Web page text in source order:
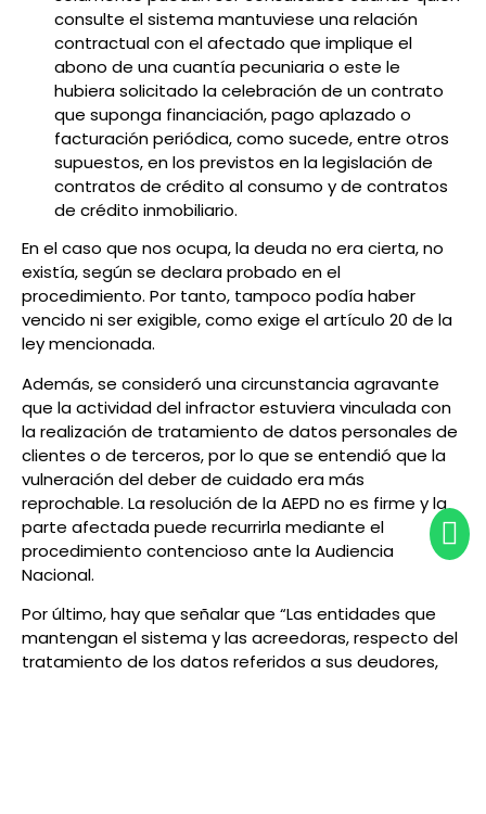
consulte el sistema mantuviese una relación
contractual con el afectado que implique el
abono de una cuantía pecuniaria o este le
hubiera solicitado la celebración de un contrato
que suponga financiación, pago aplazado o
facturación periódica, como sucede, entre otros
supuestos, en los previstos en la legislación de
contratos de crédito al consumo y de contratos
de crédito inmobiliario.
En el caso que nos ocupa, la deuda no era cierta,no
existía, según se declara probado en el
procedimiento. Por tanto, tampoco podía haber
vencido ni ser exigible, como exige el artículo 20 de la
ley mencionada.
Además, se consideró una circunstancia agravante
que la actividad del infractorestuviera vinculada con
la realización de tratamiento de datos personales de
clientes o de terceros, por lo que se entendió que la
vulneración del deber de cuidado era más
reprochable. La resolución de la AEPD no es firme y la
parte afectada puede recurrirla mediante el
procedimiento contencioso ante la Audiencia
Nacional.
Por último, hay que señalar que “Las entidades que
mantengan el sistema y las acreedoras, respecto del
tratamiento de los datos referidos a sus deudores,